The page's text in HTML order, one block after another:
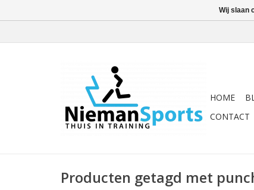
HOME
CONTACT
Producten getagd met
Wij slaan